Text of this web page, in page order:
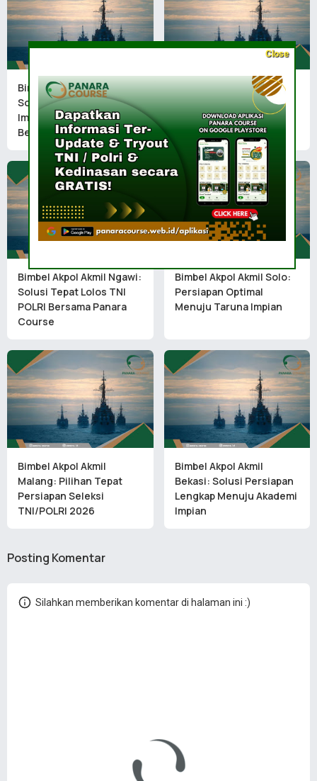
Bimbel Akpol Akmil Batam:
Solusi Terbaik Raih
Impian Jadi Taruna
Bersama Panara Course
Bimbel Akpol Akmil
Madiun: Langkah Pasti
Raih Impian Bersama
Panara Course
Bimbel Akpol Akmil Ngawi:
Solusi Tepat Lolos TNI
POLRI Bersama Panara
Course
Bimbel Akpol Akmil Solo:
Persiapan Optimal
Menuju Taruna Impian
Bimbel Akpol Akmil
Malang: Pilihan Tepat
Persiapan Seleksi
TNI/POLRI 2026
Bimbel Akpol Akmil
Bekasi: Solusi Persiapan
Lengkap Menuju Akademi
Impian
Posting Komentar
Silahkan memberikan komentar di halaman ini :)
Close